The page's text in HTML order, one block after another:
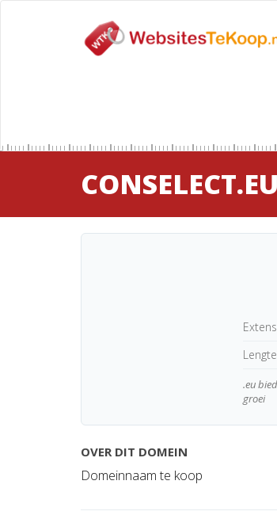
CONSELECT.EU
Lengte
.eu
groei
OVER DIT DOMEIN
Domeinnaam te koop